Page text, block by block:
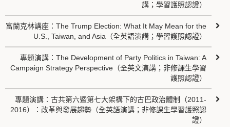
講；學習護照認證）
富蘭克林講座：The Trump Election: What It May Mean for the
U.S., Taiwan, and Asia（全英語演講；學習護照認證）
專題演講：The Development of Party Politics in Taiwan: A
Campaign Strategy Perspective（全英文演講；非修課生學習
護照認證）
專題演講：古共第六暨第七大架構下的古巴政治體制（2011-
2016）：改革與發展趨勢（全英語演講；非修課生學習護照認
證）